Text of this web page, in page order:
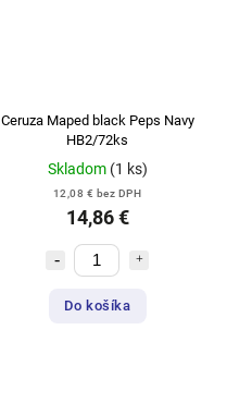
Ceruza Maped black Peps Navy
HB2/72ks
Skladom (1 ks)
12,08 € bez DPH
14,86 €
Do košíka